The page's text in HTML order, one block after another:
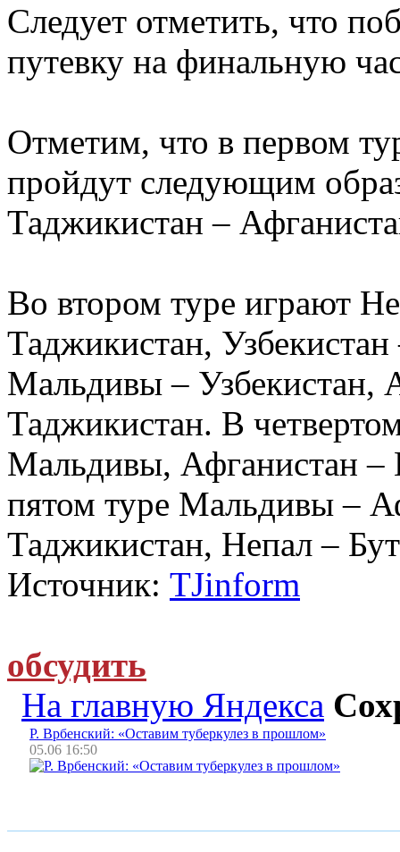
Следует отметить, что
путевку на финальную
Отметим, что в первом
пройдут следующим
Таджикистан –
Во втором туре играют
Таджикистан,
Мальдивы – Узбекистан,
Таджикистан. В
Мальдивы, Афганистан –
пятом туре Мальдивы –
Таджикистан, Непал –
Источник: TJinform
обсудить
На главную Яндекса
Р. Врбенский: «Оставим туберкулез в прошлом»
05.06 16:50